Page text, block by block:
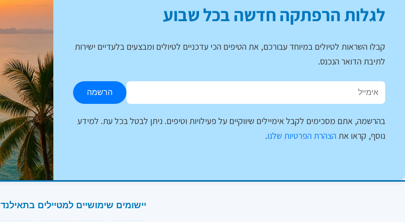
לגלות הרפתקה חדשה בכל שבוע
קבלו השראות לטיולים במיוחד עבורכם, את הטיפים הכי עדכניים לטיולים ומבצעים בלעדיים ישירות
לתיבת הדואר הנכנס.
הרשמה
בהרשמה, אתם מסכימים לקבל אימיילים שיווקיים על פעילויות וטיפים. ניתן לבטל בכל עת. למידע
נוסף, קראו את הצהרת הפרטיות שלנו.
יישומים שימושיים למטיילים בתאילנד